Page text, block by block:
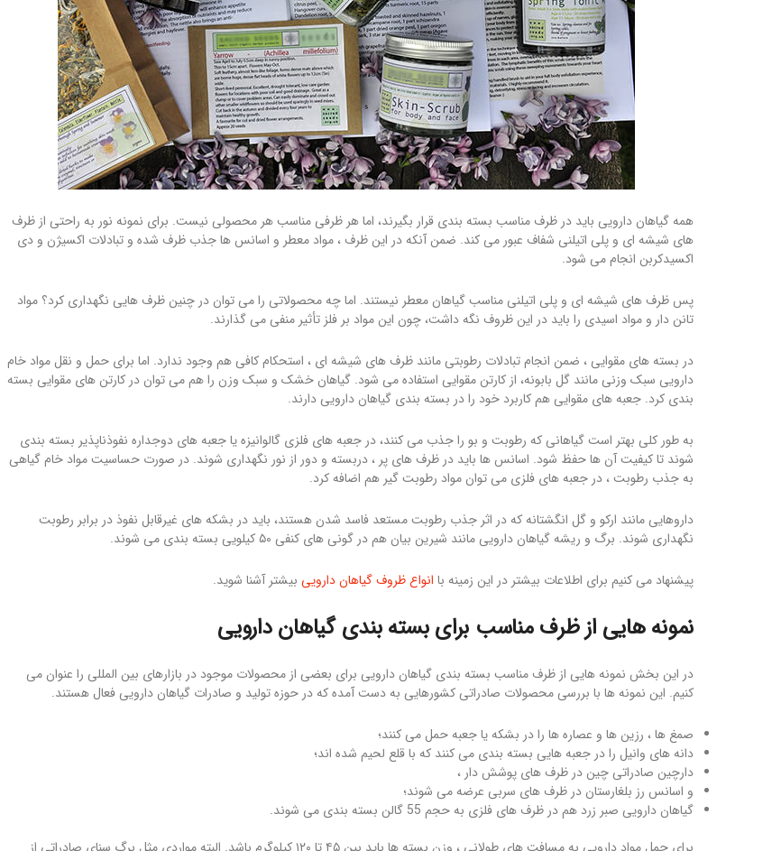
همه گیاهان دارویی باید در ظرف مناسب بسته بندی قرار بگیرند، اما هر ظرفی مناسب هر محصولی نیست. برای نمونه نور به راحتی از ظرف
های شیشه ای و پلی اتیلنی شفاف عبور می کند. ضمن آنکه در این ظرف ، مواد معطر و اسانس ها جذب ظرف شده و تبادلات اکسیژن و دی
اکسیدکربن انجام می شود.
پس ظرف های شیشه ای و پلی اتیلنی مناسب گیاهان معطر نیستند. اما چه محصولاتی را می توان در چنین ظرف هایی نگهداری کرد؟ مواد
تانن دار و مواد اسیدی را باید در این ظروف نگه داشت، چون این مواد بر فلز تأثیر منفی می گذارند.
در بسته های مقوایی ، ضمن انجام تبادلات رطوبتی مانند ظرف های شیشه ای ، استحکام کافی هم وجود ندارد. اما برای حمل و نقل مواد خام
دارویی سبک وزنی مانند گل بابونه، از کارتن مقوایی استفاده می شود. گیاهان خشک و سبک وزن را هم می توان در کارتن های مقوایی بسته
بندی کرد. جعبه های مقوایی هم کاربرد خود را در بسته بندی گیاهان دارویی دارند.
به طور کلی بهتر است گیاهانی که رطوبت و بو را جذب می کنند، در جعبه های فلزی گالوانیزه یا جعبه های دوجداره نفوذناپذیر بسته بندی
شوند تا کیفیت آن ها حفظ شود. اسانس ها باید در ظرف های پر ، دربسته و دور از نور نگهداری شوند. در صورت حساسیت مواد خام گیاهی
به جذب رطوبت ، در جعبه های فلزی می توان مواد رطوبت گیر هم اضافه کرد.
داروهایی مانند ارکو و گل انگشتانه که در اثر جذب رطوبت مستعد فاسد شدن هستند، باید در بشکه های غیرقابل نفوذ در برابر رطوبت
نگهداری شوند. برگ و ریشه گیاهان دارویی مانند شیرین بیان هم در گونی های کنفی ۵۰ کیلویی بسته بندی می شوند.
پیشنهاد می کنیم برای اطلاعات بیشتر در این زمینه با انواع ظروف گیاهان دارویی بیشتر آشنا شوید.
نمونه هایی از ظرف مناسب برای بسته بندی گیاهان دارویی
در این بخش نمونه هایی از ظرف مناسب بسته بندی گیاهان دارویی برای بعضی از محصولات موجود در بازارهای بین المللی را عنوان می
کنیم. این نمونه ها با بررسی محصولات صادراتی کشورهایی به دست آمده که در حوزه تولید و صادرات گیاهان دارویی فعال هستند.
صمغ ها ، رزین ها و عصاره ها را در بشکه یا جعبه حمل می کنند؛
دانه های وانیل را در جعبه هایی بسته بندی می کنند که با قلع لحیم شده اند؛
دارچین صادراتی چین در ظرف های پوشش دار ،
و اسانس رز بلغارستان در ظرف های سربی عرضه می شوند؛
گیاهان دارویی صبر زرد هم در ظرف های فلزی به حجم 55 گالن بسته بندی می شوند.